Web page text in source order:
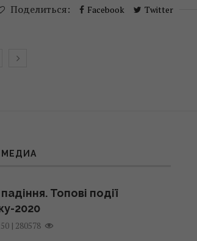
Поделиться: Facebook Twitter
Топові події
2020
| 280578